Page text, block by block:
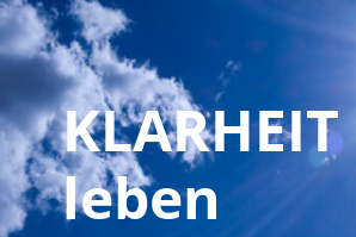
KLARHEIT
leben